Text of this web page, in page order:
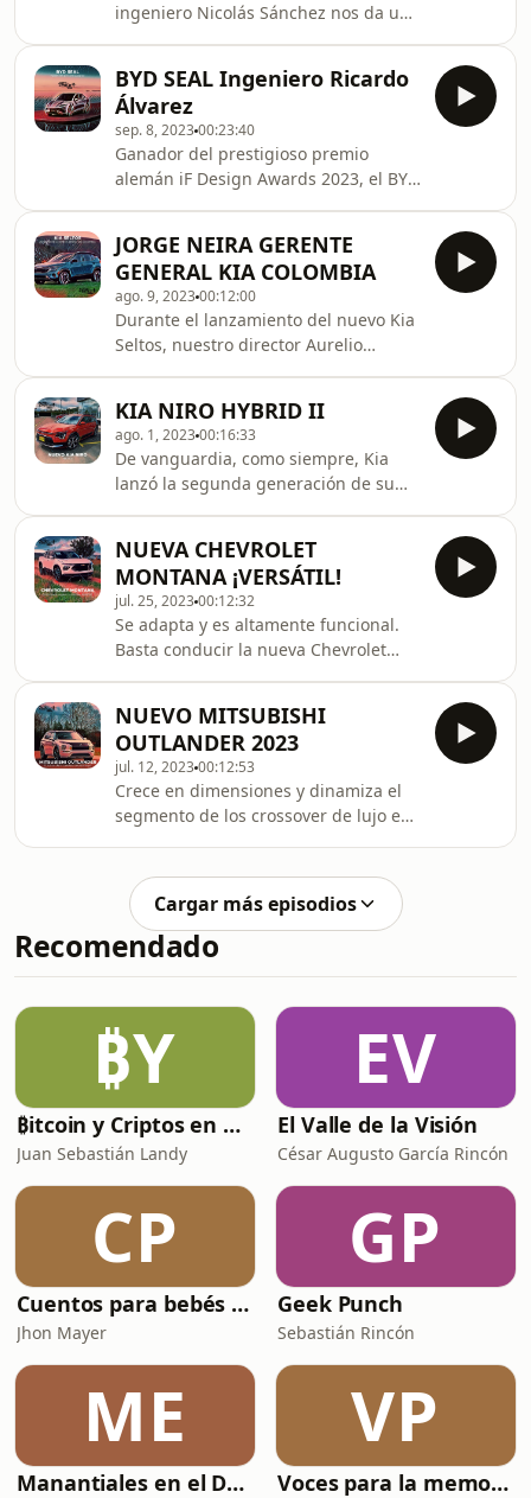
ingeniero Nicolás Sánchez nos da un
GT4
BYD SEAL Ingeniero Ricardo
Álvarez
sep. 8, 202300:23:40
Ganador del prestigioso premio
alemán iF Design Awards 2023, el BYD
arte y uno de los vehículos más
avanzados de la marca, y por eso, su
presentación se hizo en el marco de
la exposición de Frida Kahlo en
Bogotá.
JORGE NEIRA GERENTE
GENERAL KIA COLOMBIA
ago. 9, 202300:12:00
Durante el lanzamiento del nuevo Kia
Seltos, nuestro director Aurelio
en Colombia, quien nos habló no sólo
de las novedades del Seltos, también
de todo lo nuevo de esta marca que
revoluciona con su tecnología y
diseño.
KIA NIRO HYBRID II
ago. 1, 202300:16:33
De vanguardia, como siempre, Kia
lanzó la segunda generación de su
imagen renovada en comparación con
su antecesor y una clara evolución de
su sistema híbrido HEV o
autorecargable. ¡Más verde que
nunca!
NUEVA CHEVROLET
MONTANA ¡VERSÁTIL!
jul. 25, 202300:12:32
Se adapta y es altamente funcional.
Basta conducir la nueva Chevrolet
que conforma el país, para descubrir
un pickup compacto y de tamaño
mediano que les soluciona la vida a
las familias en su cotidianidad.
NUEVO MITSUBISHI
OUTLANDER 2023
jul. 12, 202300:12:53
Crece en dimensiones y dinamiza el
segmento de los crossover de lujo en
nuevas tecnologías de Inteligencia
Artificial (IA) y acabados interiores con
materiales Premium. DISTINCIÓN Y
BUEN GUSTO
Cargar más episodios
Recomendado
₿Y
₿itcoin y Criptos en español
Juan Sebastián Landy
EV
El Valle de la Visión
César Augusto García Rincón
CP
Cuentos para bebés y Niños
Jhon Mayer
GP
Geek Punch
Sebastián Rincón
ME
Manantiales en el Desierto
VP
Voces para la memoria